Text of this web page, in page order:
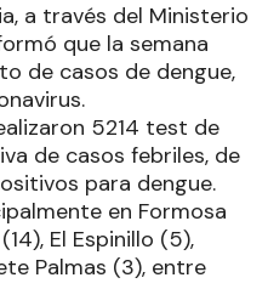
a través del Ministerio
que la semana
de casos de dengue,
5214 test de
de casos febriles, de
para dengue.
en Formosa
El Espinillo (5),
Palmas (3), entre